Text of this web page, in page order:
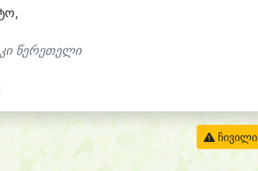
წერეთელი
ჩივილი